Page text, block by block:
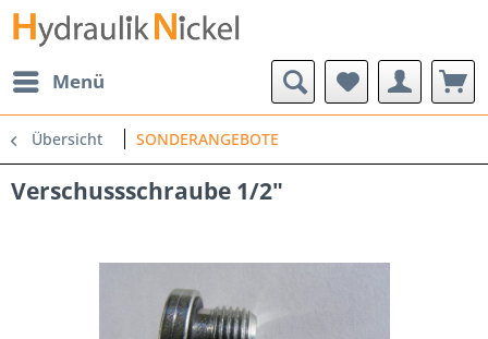
Menü
Übersicht SONDERANGEBOTE
Verschussschraube 1/2"